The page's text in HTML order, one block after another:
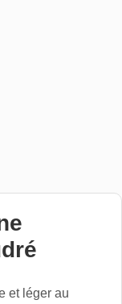
et léger au